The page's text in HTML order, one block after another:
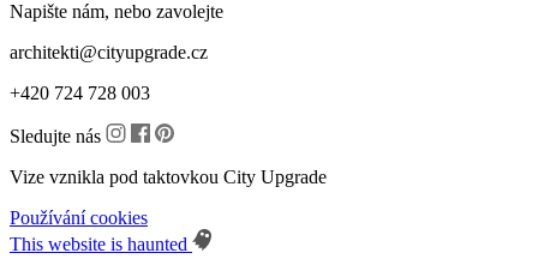
Napište nám, nebo zavolejte
architekti@cityupgrade.cz
+420 724 728 003
Sledujte nás
Vize vznikla pod taktovkou City Upgrade
Používání cookies
This website is haunted